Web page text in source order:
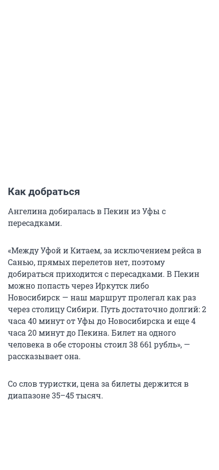
Как добраться
Ангелина добиралась в Пекин из Уфы с
пересадками.
«Между Уфой и Китаем, за исключением рейса в
Санью, прямых перелетов нет, поэтому
добираться приходится с пересадками. В Пекин
можно попасть через Иркутск либо
Новосибирск — наш маршрут пролегал как раз
через столицу Сибири. Путь достаточно долгий: 2
часа 40 минут от Уфы до Новосибирска и еще 4
часа 20 минут до Пекина. Билет на одного
человека в обе стороны стоил 38 661 рубль», —
рассказывает она.
Со слов туристки, цена за билеты держится в
диапазоне 35–45 тысяч.